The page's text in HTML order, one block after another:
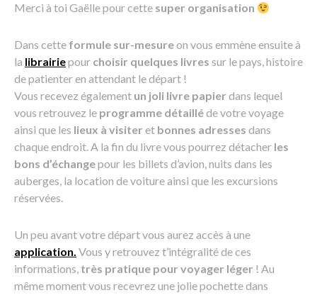
Merci à toi Gaëlle pour cette super organisation
Dans cette formule sur-mesureon vous emmène ensuite à
la librairiepour choisir quelques livres sur le pays, histoire
de patienter en attendant le départ !
Vous recevez également un joli livre papier dans lequel
vous retrouvez le programme détailléde votre voyage
ainsi que les lieux à visiter et bonnes adresses dans
chaque endroit. A la fin du livre vous pourrez détacher les
bons d’échangepour les billets d’avion, nuits dans les
auberges, la location de voiture ainsi que les excursions
réservées.
Un peu avant votre départ vous aurez accès à une
application. Vous y retrouvez t’intégralité de ces
informations, très pratique pour voyager léger ! Au
même moment vous recevrez une jolie pochette dans